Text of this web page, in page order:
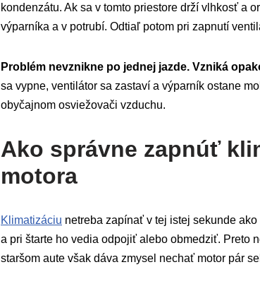
kondenzátu. Ak sa v tomto priestore drží vlhkosť a
výparníka a v potrubí. Odtiaľ potom pri zapnutí
Problém nevznikne po jednej jazde. Vzniká
sa vypne, ventilátor sa zastaví a výparník ostane
obyčajnom osviežovači vzduchu.
Ako správne zapnúť
motora
Klimatizáciu netreba zapínať v tej istej sekunde
a pri štarte ho vedia odpojiť alebo obmedziť. Preto
staršom aute však dáva zmysel nechať motor pár